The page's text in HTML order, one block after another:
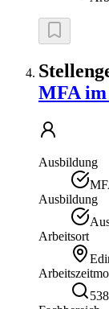
MFA
Ausbildung
Ausbildung
Arbeitsort